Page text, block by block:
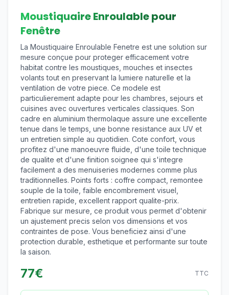
Moustiquaire Enroulable pour
Fenêtre
La Moustiquaire Enroulable Fenetre est une solution sur
mesure conçue pour proteger efficacement votre
habitat contre les moustiques, mouches et insectes
volants tout en preservant la lumiere naturelle et la
ventilation de votre piece. Ce modele est
particulierement adapte pour les chambres, sejours et
cuisines avec ouvertures verticales classiques. Son
cadre en aluminium thermolaque assure une excellente
tenue dans le temps, une bonne resistance aux UV et
un entretien simple au quotidien. Cote confort, vous
profitez d'une manoeuvre fluide, d'une toile technique
de qualite et d'une finition soignee qui s'integre
facilement a des menuiseries modernes comme plus
traditionnelles. Points forts : coffre compact, remontee
souple de la toile, faible encombrement visuel,
entretien rapide, excellent rapport qualite-prix.
Fabrique sur mesure, ce produit vous permet d'obtenir
un ajustement precis selon vos dimensions et vos
contraintes de pose. Vous beneficiez ainsi d'une
protection durable, esthetique et performante sur toute
la saison.
77€ TTC